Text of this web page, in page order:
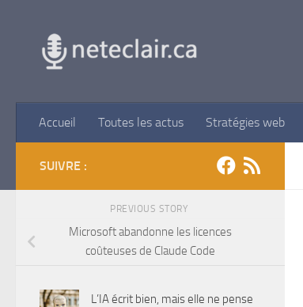
Accueil Toutes les actus Stratégies web
SUIVRE :
PREVIOUS STORY
Microsoft abandonne les licences
coûteuses de Claude Code
L’IA écrit bien, mais elle ne pense